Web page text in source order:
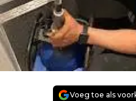
Voeg toe als